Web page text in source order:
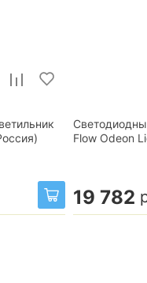
Flow Odeon
19 782